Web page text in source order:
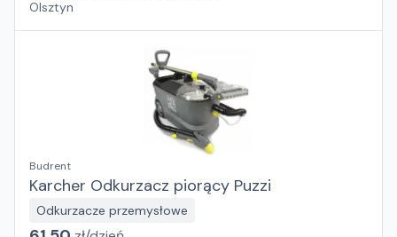
Olsztyn
Budrent
Karcher Odkurzacz piorący Puzzi
Odkurzacze przemysłowe